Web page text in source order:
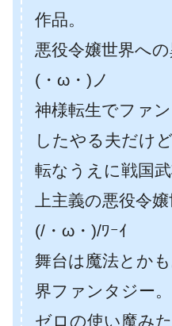
作品。
悪役令嬢世界への
(・ω・)ノ
神様転生でファ
したやる夫だけ
転なうえに戦国
上主義の悪役令
(/・ω・)/ﾜｰｲ
舞台は魔法とか
界ファンタジー。
ゼロの使い魔み